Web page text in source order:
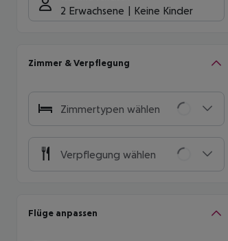
2 Erwachsene Keine Kinder
Zimmer & Verpflegung
Zimmertypen wählen
Verpflegung wählen
Flüge anpassen